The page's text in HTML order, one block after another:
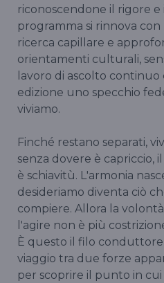
riconoscendone il rigore e
programma si rinnova
ricerca capillare e
orientamenti culturali,
lavoro di ascolto
edizione uno specchio
viviamo.
Finché restano separati,
senza dovere è capriccio,
è schiavitù. L'armonia
desideriamo diventa ciò
compiere. Allora la
l'agire non è più
È questo il filo
viaggio tra due forze
per scoprire il punto in cui